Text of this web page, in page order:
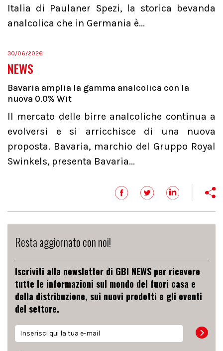
Italia di Paulaner Spezi, la storica bevanda
analcolica che in Germania è...
30/06/2026
NEWS
Bavaria amplia la gamma analcolica con la
nuova 0.0% Wit
Il mercato delle birre analcoliche continua a
evolversi e si arricchisce di una nuova
proposta. Bavaria, marchio del Gruppo Royal
Swinkels, presenta Bavaria...
Resta aggiornato con noi!
Iscriviti alla newsletter di GBI NEWS per ricevere
tutte le informazioni sul mondo del fuori casa e
della distribuzione, sui nuovi prodotti e gli eventi
del settore.